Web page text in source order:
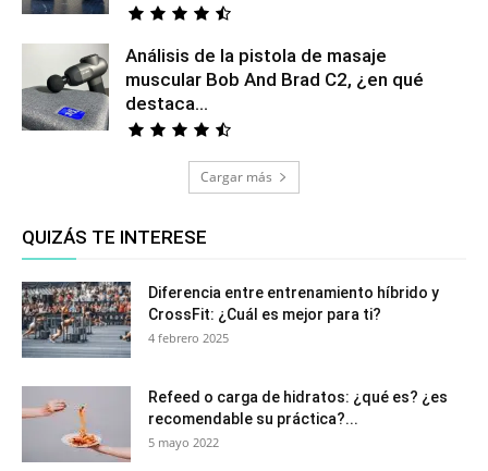
Análisis de la pistola de masaje
muscular Bob And Brad C2, ¿en qué
destaca...
Cargar más
QUIZÁS TE INTERESE
Diferencia entre entrenamiento híbrido y
CrossFit: ¿Cuál es mejor para ti?
4 febrero 2025
Refeed o carga de hidratos: ¿qué es? ¿es
recomendable su práctica?...
5 mayo 2022